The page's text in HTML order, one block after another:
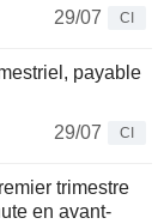
29/07
CI
payable
29/07
CI
trimestre
en avant-